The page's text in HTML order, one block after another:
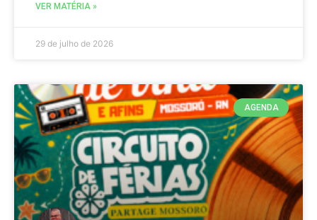
VER MATÉRIA »
29 de julho de 2026
AGENDA